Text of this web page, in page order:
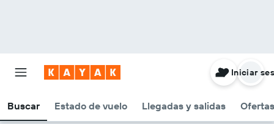
Buscar Estado de vuelo Llegadas y salidas Ofertas
Iniciar